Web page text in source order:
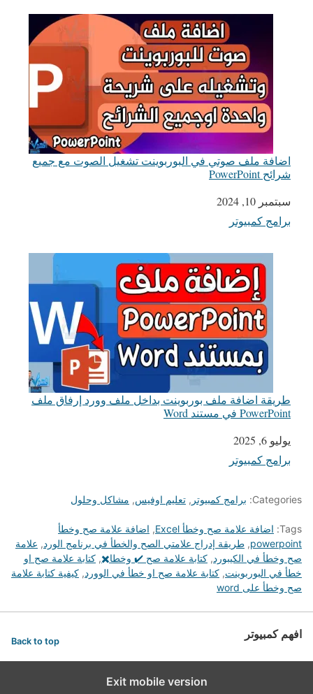
اضافة ملف صوتي في البوربوينت تشغيل الصوت مع جميع
شرائح PowerPoint
التاريخ
سبتمبر 10, 2024
في ما يتعلق بما يأتي
برامج كمبيوتر
طريقة اضافة ملف بوربوينت بداخل ملف وورد إرفاق ملف
PowerPoint في مستند Word
التاريخ
يوليو 6, 2025
في ما يتعلق بما يأتي
برامج كمبيوتر
Categories: برامج كمبيوتر , تعليم اوفيس, مشاكل وحلول
Tags: اضافة علامة صح وخطأ Excel , اضافة علامة صح وخطأ
powerpoint
, طريقة إدراج علامتي الصح والخطأ في برنامج الورد, علامة
صح وخطأ في الكيبورد, كتابة علامة صح ✔️ وخطا✖️, كتابة علامة صح او
خطأ في البوربوينت, كتابة علامة صح او خطأ في الوورد, كيفية كتابة علامة
صح وخطأ على word
افهم كمبيوتر Back to top
Exit mobile version